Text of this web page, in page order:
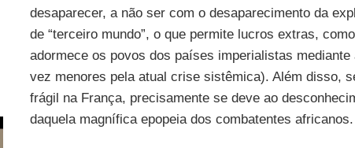
desaparecer, a não ser com o desaparecimento da
de “terceiro mundo”, o que permite lucros extras,
adormece os povos dos países imperialistas
vez menores pela atual crise sistêmica). Além disso,
frágil na França, precisamente se deve ao
daquela magnífica epopeia dos combatentes africanos.